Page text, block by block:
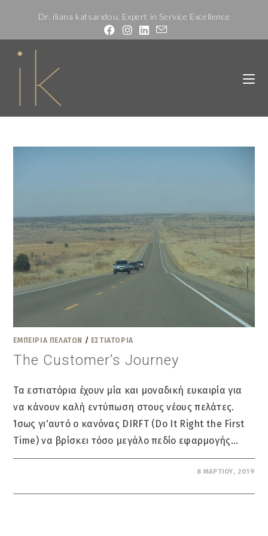
Dr. iliana katsaridou, Expert in Service Excellence
ΕΜΠΕΙΡΙΑ ΠΕΛΑΤΩΝ / ΕΣΤΙΑΤΟΡΙΑ
The Customer’s Journey
Τα εστιατόρια έχουν μία και μοναδική ευκαιρία για
να κάνουν καλή εντύπωση στους νέους πελάτες.
Ίσως γι'αυτό ο κανόνας DIRFT (Do It Right the First
Time) να βρίσκει τόσο μεγάλο πεδίο εφαρμογής…
8 ΜΑΡΤΊΟΥ, 2019